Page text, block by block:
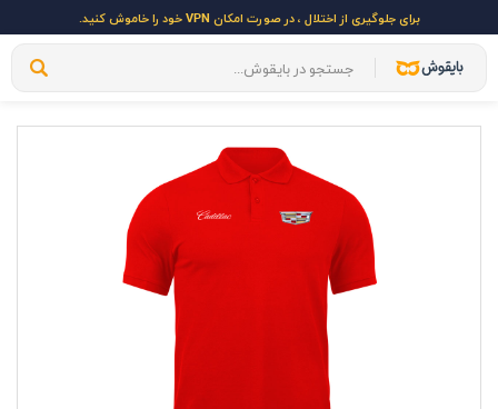
برای جلوگیری از اختلال ، در صورت امکان VPN خود را خاموش کنید.